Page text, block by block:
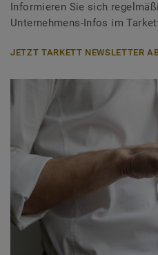
Informieren Sie sich
Unternehmens-Infos im
JETZT TARKETT NEWSLETTER